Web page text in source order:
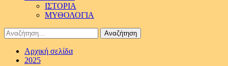
ΙΣΤΟΡΙΑ
ΜΥΘΟΛΟΓΙΑ
Αναζήτηση
για:
Αρχική σελίδα
2025